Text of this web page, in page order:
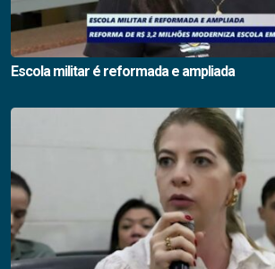
Escola militar é reformada e ampliada